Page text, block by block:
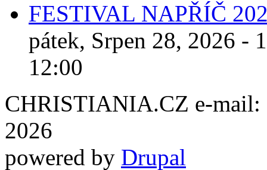
FESTIVAL NAPŘÍČ
pátek, Srpen 28, 2026 -
12:00
CHRISTIANIA.CZ e-mail:
2026
powered by Drupal